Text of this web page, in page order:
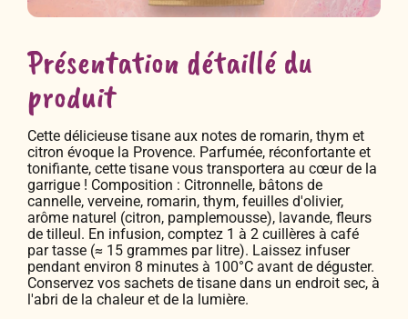
Présentation détaillé du
produit
Cette délicieuse tisane aux notes de romarin, thym et
citron évoque la Provence. Parfumée, réconfortante et
tonifiante, cette tisane vous transportera au cœur de la
garrigue ! Composition : Citronnelle, bâtons de
cannelle, verveine, romarin, thym, feuilles d'olivier,
arôme naturel (citron, pamplemousse), lavande, fleurs
de tilleul. En infusion, comptez 1 à 2 cuillères à café
par tasse (≈ 15 grammes par litre). Laissez infuser
pendant environ 8 minutes à 100°C avant de déguster.
Conservez vos sachets de tisane dans un endroit sec, à
l'abri de la chaleur et de la lumière.